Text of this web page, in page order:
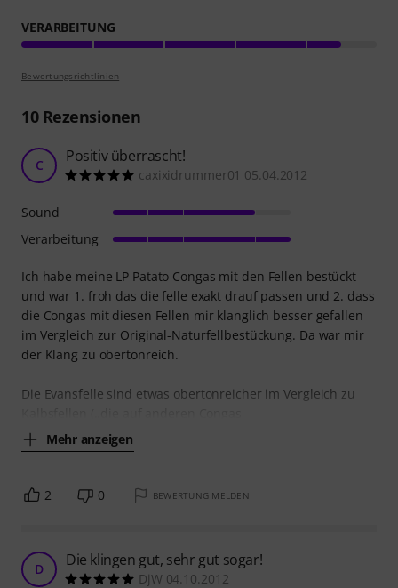
VERARBEITUNG
Bewertungsrichtlinien
10Rezensionen
C Positiv überrascht!
caxixidrummer01 05.04.2012
Ich habe meine LP Patato Congas mit den Fellen bestückt
und war 1. froh das die felle exakt drauf passen und 2. dass
die Congas mit diesen Fellen mir klanglich besser gefallen
im Vergleich zur Original-Naturfellbestückung. Da war mir
der Klang zu obertonreich.
Die Evansfelle sind etwas obertonreicher im Vergleich zu
Mehr anzeigen
Sound
Verarbeitung
2 0 BEWERTUNG MELDEN
D Die klingen gut, sehr gut sogar!
DjW 04.10.2012